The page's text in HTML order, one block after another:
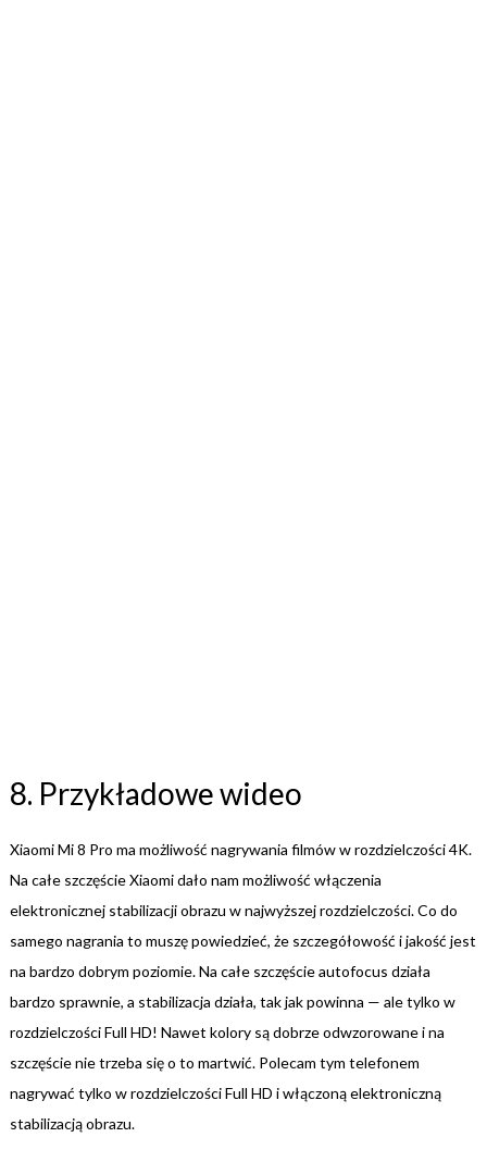
8. Przykładowe wideo
Xiaomi Mi 8 Pro ma możliwość nagrywania filmów w rozdzielczości 4K.
Na całe szczęście Xiaomi dało nam możliwość włączenia
elektronicznej stabilizacji obrazu w najwyższej rozdzielczości. Co do
samego nagrania to muszę powiedzieć, że szczegółowość i jakość jest
na bardzo dobrym poziomie. Na całe szczęście autofocus działa
bardzo sprawnie, a stabilizacja działa, tak jak powinna — ale tylko w
rozdzielczości Full HD! Nawet kolory są dobrze odwzorowane i na
szczęście nie trzeba się o to martwić. Polecam tym telefonem
nagrywać tylko w rozdzielczości Full HD i włączoną elektroniczną
stabilizacją obrazu.